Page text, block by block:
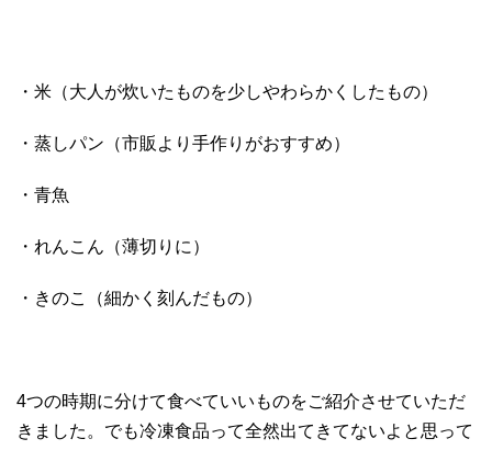
・米（大人が炊いたものを少しやわらかくしたもの）
・蒸しパン（市販より手作りがおすすめ）
・青魚
・れんこん（薄切りに）
・きのこ（細かく刻んだもの）
4つの時期に分けて食べていいものをご紹介させていただ
きました。でも冷凍食品って全然出てきてないよと思って